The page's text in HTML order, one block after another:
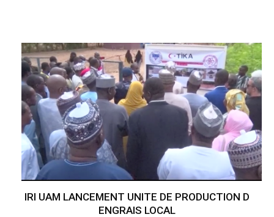
IRI UAM LANCEMENT UNITE DE PRODUCTION D
ENGRAIS LOCAL